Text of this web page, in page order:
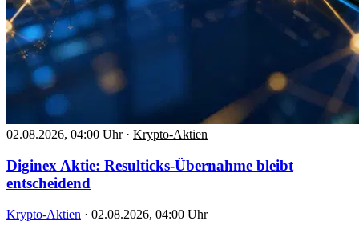
02.08.2026, 04:00 Uhr · Krypto-Aktien
Diginex Aktie: Resulticks-Übernahme bleibt
entscheidend
Krypto-Aktien · 02.08.2026, 04:00 Uhr